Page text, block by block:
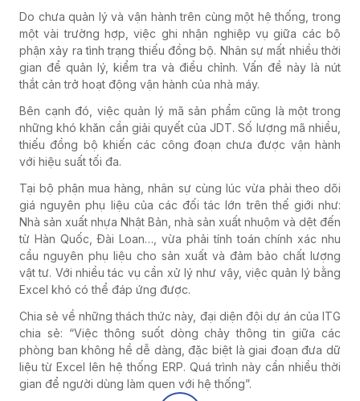
Do chưa quản lý và vận hành trên cùng một hệ thống, trong
một vài trường hợp, việc ghi nhận nghiệp vụ giữa các bộ
phận xảy ra tình trạng thiếu đồng bộ. Nhân sự mất nhiều thời
gian để quản lý, kiểm tra và điều chỉnh. Vấn đề này là nút
thắt cản trở hoạt động vận hành của nhà máy.
Bên cạnh đó, việc quản lý mã sản phẩm cũng là một trong
những khó khăn cần giải quyết của JDT. Số lượng mã nhiều,
thiếu đồng bộ khiến các công đoạn chưa được vận hành
với hiệu suất tối đa.
Tại bộ phận mua hàng, nhân sự cùng lúc vừa phải theo dõi
giá nguyên phụ liệu của các đối tác lớn trên thế giới như:
Nhà sản xuất nhựa Nhật Bản, nhà sản xuất nhuộm và dệt đến
từ Hàn Quốc, Đài Loan…, vừa phải tính toán chính xác nhu
cầu nguyên phụ liệu cho sản xuất và đảm bảo chất lượng
vật tư. Với nhiều tác vụ cần xử lý như vậy, việc quản lý bằng
Excel khó có thể đáp ứng được.
Chia sẻ về những thách thức này, đại diện đội dự án của ITG
chia sẻ: “Việc thông suốt dòng chảy thông tin giữa các
phòng ban không hề dễ dàng, đặc biệt là giai đoạn đưa dữ
liệu từ Excel lên hệ thống ERP. Quá trình này cần nhiều thời
gian để người dùng làm quen với hệ thống”.